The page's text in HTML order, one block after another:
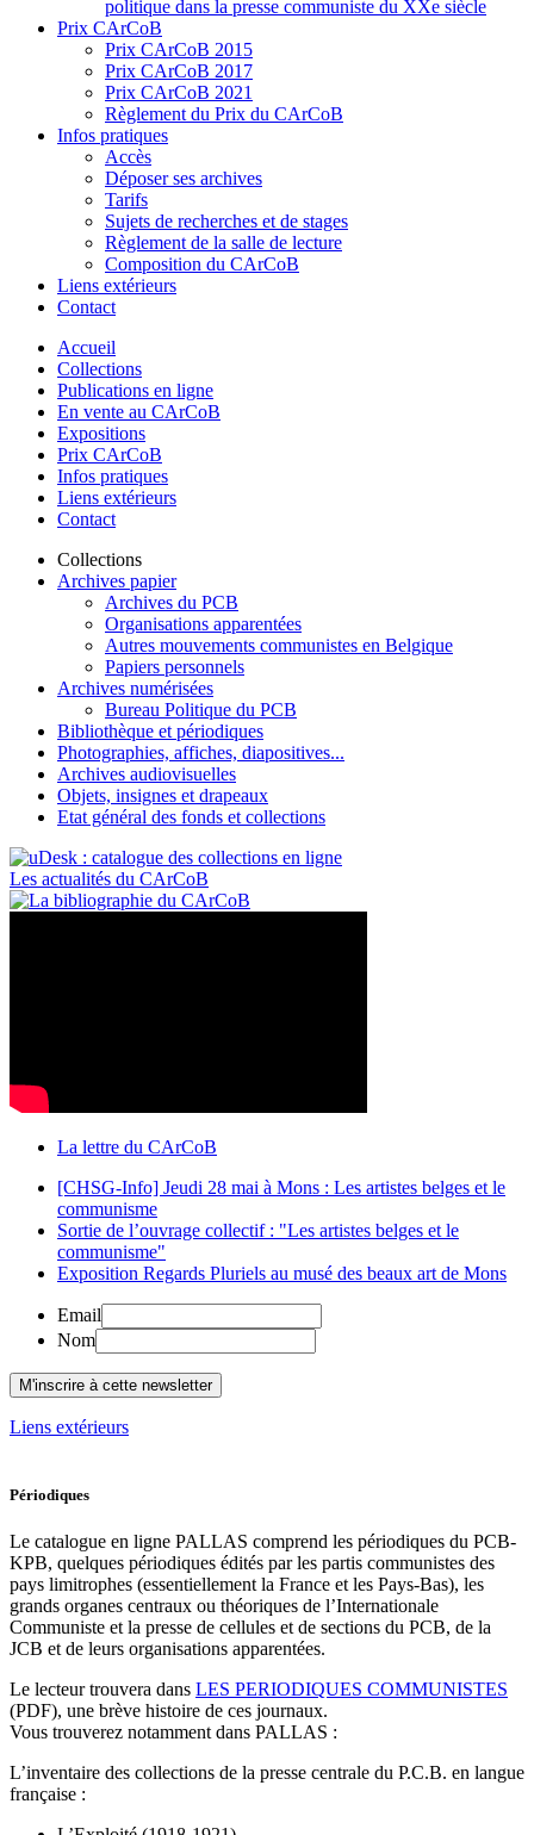
politique dans la presse communiste du XXe siècle
Prix CArCoB
Prix CArCoB 2015
Prix CArCoB 2017
Prix CArCoB 2021
Règlement du Prix du CArCoB
Infos pratiques
Accès
Déposer ses archives
Tarifs
Sujets de recherches et de stages
Règlement de la salle de lecture
Composition du CArCoB
Liens extérieurs
Contact
Accueil
Collections
Publications en ligne
En vente au CArCoB
Expositions
Prix CArCoB
Infos pratiques
Liens extérieurs
Contact
Collections
Archives papier
Archives du PCB
Organisations apparentées
Autres mouvements communistes en Belgique
Papiers personnels
Archives numérisées
Bureau Politique du PCB
Bibliothèque et périodiques
Photographies, affiches, diapositives...
Archives audiovisuelles
Objets, insignes et drapeaux
Etat général des fonds et collections
Les actualités du CArCoB
La lettre du CArCoB
[CHSG-Info] Jeudi 28 mai à Mons : Les artistes belges et le
communisme
Sortie de l’ouvrage collectif : "Les artistes belges et le
communisme"
Exposition Regards Pluriels au musé des beaux art de Mons
Email
Nom
Liens extérieurs
Périodiques
Le catalogue en ligne PALLAS comprend les périodiques du PCB-
KPB, quelques périodiques édités par les partis communistes des
pays limitrophes (essentiellement la France et les Pays-Bas), les
grands organes centraux ou théoriques de l’Internationale
Communiste et la presse de cellules et de sections du PCB, de la
JCB et de leurs organisations apparentées.
Le lecteur trouvera dans LES PERIODIQUES COMMUNISTES
(PDF), une brève histoire de ces journaux.
Vous trouverez notamment dans PALLAS :
L’inventaire des collections de la presse centrale du P.C.B. en langue
française :